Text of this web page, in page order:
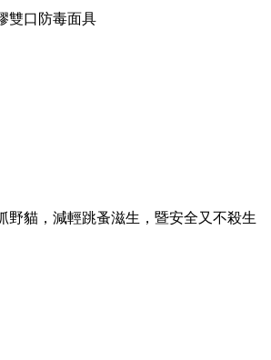
雙口防毒面具
野貓，減輕跳蚤滋生，暨安全又不殺生